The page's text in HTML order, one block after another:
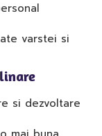
varstei si
si dezvoltare